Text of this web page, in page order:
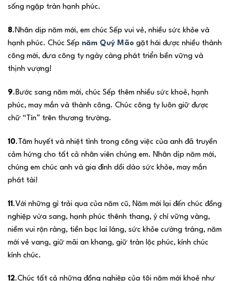
sống ngập tràn hạnh phúc.
8.Nhân dịp năm mới, em chúc Sếp vui vẻ, nhiều sức khỏe và
hạnh phúc. Chúc Sếp năm Quý Mão gặt hái được nhiều thành
công mới, đưa công ty ngày càng phát triển bền vững và
thịnh vượng!
9.Bước sang năm mới, chúc Sếp thêm nhiều sức khoẻ, hạnh
phúc, may mắn và thành công. Chúc công ty luôn giữ được
chữ “Tín” trên thương trường.
10.Tâm huyết và nhiệt tình trong công việc của anh đã truyền
cảm hứng cho tất cả nhân viên chúng em. Nhân dịp năm mới,
chúng em chúc anh và gia đình dồi dào sức khỏe, may mắn
phát tài!
11 .Với những gì trải qua của năm cũ, Năm mới lại đến chúc đồng
nghiệp vừa sang, hạnh phúc thênh thang, ý chí vững vàng,
niềm vui rộn ràng, tiền bạc lai láng, sức khỏe cường tráng, năm
mới vẻ vang, giữ mãi an khang, giữ tràn lộc phúc, kính chúc
kính chúc.
12.Chúc tất cả những đồng nghiệp của tôi năm mới khoẻ như